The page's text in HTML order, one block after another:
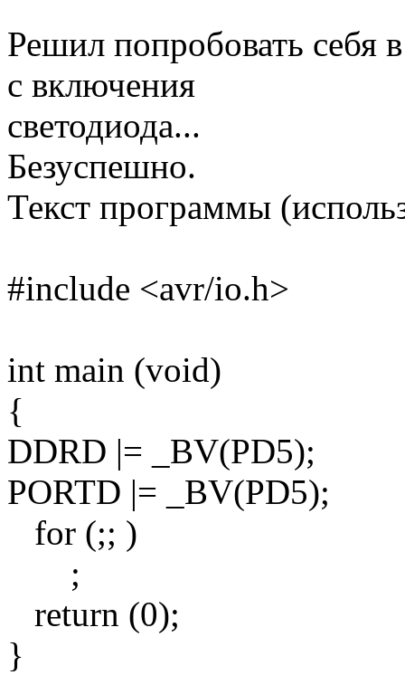
Решил попробовать себя
с включения
светодиода...
Безуспешно.
Текст программы
#include <avr/io.h>
int main (void)
{
DDRD |= _BV(PD5);
PORTD |= _BV(PD5);
for (;; )
;
return (0);
}